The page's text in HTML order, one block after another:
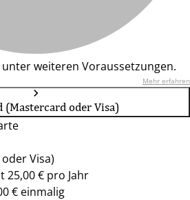
weiteren Voraussetzungen.
Mehr erfahren
(Mastercard oder Visa)
Visa)
25,00 € pro Jahr
€ einmalig